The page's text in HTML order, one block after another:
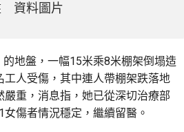
資料圖片
地盤，一幅15米乘8米棚架倒塌造
工人受傷，其中連人帶棚架跌落地
重，消息指，她已從深切治療部
傷者情況穩定，繼續留醫。